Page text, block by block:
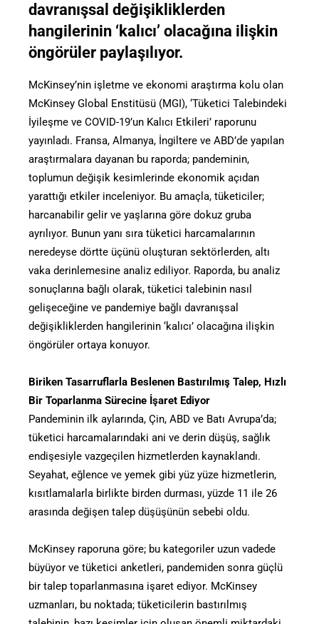
davranışsal değişikliklerden
hangilerinin ‘kalıcı’ olacağına ilişkin
öngörüler paylaşılıyor.
McKinsey’nin işletme ve ekonomi araştırma kolu olan
McKinsey Global Enstitüsü (MGI), ‘Tüketici Talebindeki
İyileşme ve COVID-19’un Kalıcı Etkileri’ raporunu
yayınladı. Fransa, Almanya, İngiltere ve ABD’de yapılan
araştırmalara dayanan bu raporda; pandeminin,
toplumun değişik kesimlerinde ekonomik açıdan
yarattığı etkiler inceleniyor. Bu amaçla, tüketiciler;
harcanabilir gelir ve yaşlarına göre dokuz gruba
ayrılıyor. Bunun yanı sıra tüketici harcamalarının
neredeyse dörtte üçünü oluşturan sektörlerden, altı
vaka derinlemesine analiz ediliyor. Raporda, bu analiz
sonuçlarına bağlı olarak, tüketici talebinin nasıl
gelişeceğine ve pandemiye bağlı davranışsal
değişikliklerden hangilerinin ‘kalıcı’ olacağına ilişkin
öngörüler ortaya konuyor.
Biriken Tasarruflarla Beslenen Bastırılmış Talep, Hızlı
Bir Toparlanma Sürecine İşaret Ediyor
Pandeminin ilk aylarında, Çin, ABD ve Batı Avrupa’da;
tüketici harcamalarındaki ani ve derin düşüş, sağlık
endişesiyle vazgeçilen hizmetlerden kaynaklandı.
Seyahat, eğlence ve yemek gibi yüz yüze hizmetlerin,
kısıtlamalarla birlikte birden durması, yüzde 11 ile 26
arasında değişen talep düşüşünün sebebi oldu.
McKinsey raporuna göre; bu kategoriler uzun vadede
büyüyor ve tüketici anketleri, pandemiden sonra güçlü
bir talep toparlanmasına işaret ediyor. McKinsey
uzmanları, bu noktada; tüketicilerin bastırılmış